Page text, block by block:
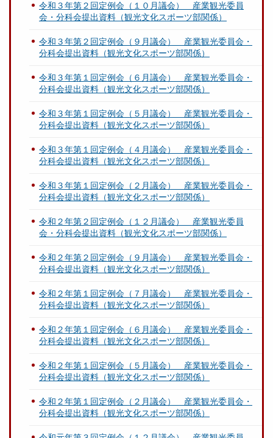
令和３年第２回定例会（１０月議会） 産業観光委員
会・分科会提出資料（観光文化スポーツ部関係）
令和３年第２回定例会（９月議会） 産業観光委員会・
分科会提出資料（観光文化スポーツ部関係）
令和３年第１回定例会（６月議会） 産業観光委員会・
分科会提出資料（観光文化スポーツ部関係）
令和３年第１回定例会（５月議会） 産業観光委員会・
分科会提出資料（観光文化スポーツ部関係）
令和３年第１回定例会（４月議会） 産業観光委員会・
分科会提出資料（観光文化スポーツ部関係）
令和３年第１回定例会（２月議会） 産業観光委員会・
分科会提出資料（観光文化スポーツ部関係）
令和２年第２回定例会（１２月議会） 産業観光委員
会・分科会提出資料（観光文化スポーツ部関係）
令和２年第２回定例会（９月議会） 産業観光委員会・
分科会提出資料（観光文化スポーツ部関係）
令和２年第１回定例会（７月議会） 産業観光委員会・
分科会提出資料（観光文化スポーツ部関係）
令和２年第１回定例会（６月議会） 産業観光委員会・
分科会提出資料（観光文化スポーツ部関係）
令和２年第１回定例会（５月議会） 産業観光委員会・
分科会提出資料（観光文化スポーツ部関係）
令和２年第１回定例会（２月議会） 産業観光委員会・
分科会提出資料（観光文化スポーツ部関係）